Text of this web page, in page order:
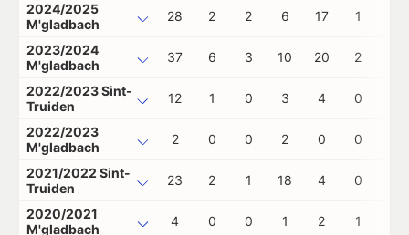
2024/2025
M'gladbach
28 2 2 6 17 1
2023/2024
M'gladbach
37 6 3 10 20 2
2022/2023 Sint-
Truiden
12 1 0 3 4 0
2022/2023
M'gladbach
2 0 0 2 0 0
2021/2022 Sint-
Truiden
23 2 1 18 4 0
2020/2021
M'gladbach
4 0 0 1 2 1